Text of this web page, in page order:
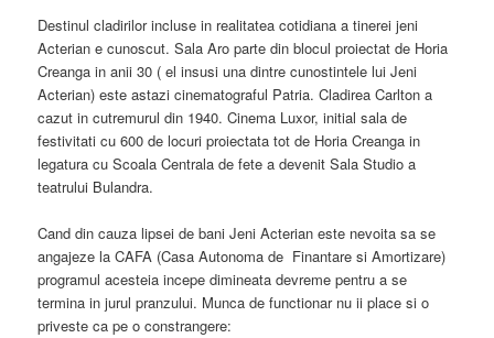
Destinul cladirilor incluse in realitatea cotidiana a tinerei jeni
Acterian e cunoscut. Sala Aro parte din blocul proiectat de Horia
Creanga in anii 30 ( el insusi una dintre cunostintele lui Jeni
Acterian) este astazi cinematograful Patria. Cladirea Carlton a
cazut in cutremurul din 1940. Cinema Luxor, initial sala de
festivitati cu 600 de locuri proiectata tot de Horia Creanga in
legatura cu Scoala Centrala de fete a devenit Sala Studio a
teatrului Bulandra.
Cand din cauza lipsei de bani Jeni Acterian este nevoita sa se
angajeze la CAFA (Casa Autonoma de Finantare si Amortizare)
programul acesteia incepe dimineata devreme pentru a se
termina in jurul pranzului. Munca de functionar nu ii place si o
priveste ca pe o constrangere: